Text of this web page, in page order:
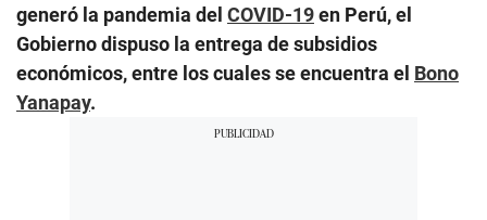
generó la pandemia del COVID-19en Perú, el
Gobierno dispuso la entrega de subsidios
económicos, entre los cuales se encuentra el Bono
Yanapay.